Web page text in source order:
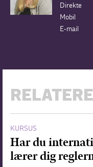
Direkte
Mobil
E-mail
KURSUS
Har du
lærer dig